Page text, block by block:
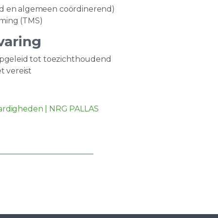
en algemeen coördinerend)
(TMS)
tot toezichthoudend
vereist
| NRG PALLAS